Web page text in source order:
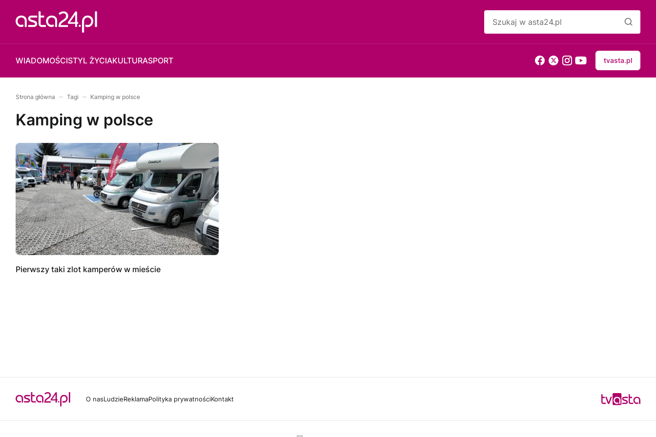
WIADOMOŚCISTYL ŻYCIAKULTURASPORT tvasta.pl
Strona główna Tagi Kamping w polsce
Kamping w polsce
Pierwszy taki zlot kamperów w mieście
O nasLudzieReklamaPolityka prywatnościKontakt